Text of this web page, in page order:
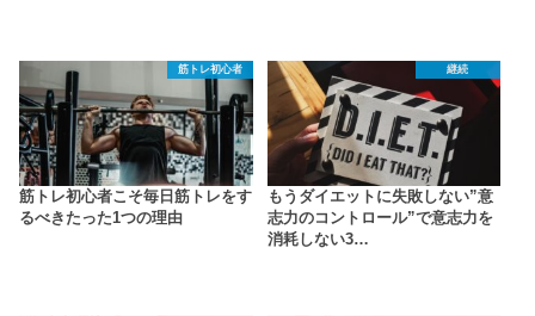
筋トレ初心者
筋トレ初心者こそ毎日筋トレをす
るべきたった1つの理由
継続
もうダイエットに失敗しない”意
志力のコントロール”で意志力を
消耗しない3…